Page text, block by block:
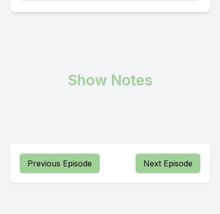
Show Notes
Previous Episode Next Episode